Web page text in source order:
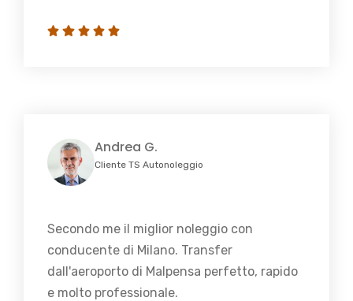
Andrea G.
Cliente TS Autonoleggio
Secondo me il miglior noleggio con
conducente di Milano. Transfer
dall'aeroporto di Malpensa perfetto, rapido
e molto professionale.